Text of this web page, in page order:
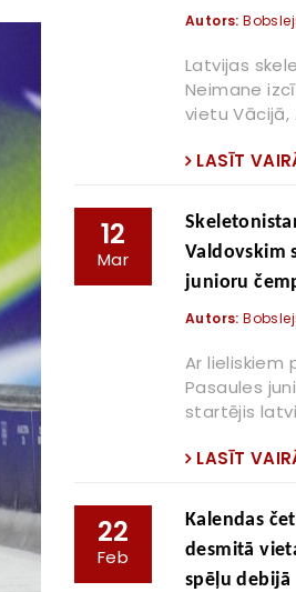
Autors:
Latvijas
Neimane
vietu Vācijā,
LASĪT
12
Mar
Valdovskim
junioru
Autors:
Ar lieliskiem
Pasaules
startējis
LASĪT
22
Feb
Kalendas
desmitā
spēļu debijā